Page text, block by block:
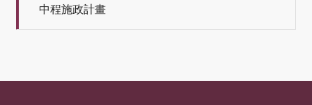
中程施政計畫